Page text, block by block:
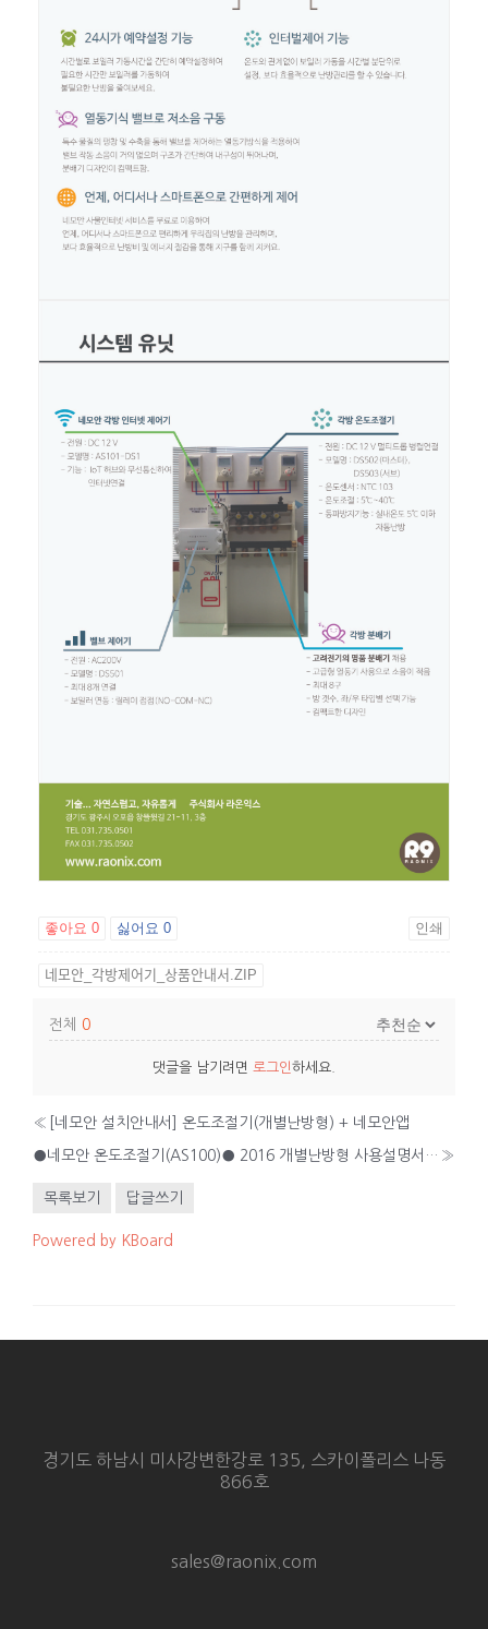
좋아요 0 싫어요 0 인쇄
네모안_각방제어기_상품안내서.ZIP
전체 0
댓글을 남기려면 로그인하세요.
« [네모안 설치안내서] 온도조절기(개별난방형) + 네모안앱
●네모안 온도조절기(AS100)● 2016 개별난방형 사용설명서 - 앱 화면 수정 »
목록보기 답글쓰기
Powered by KBoard
경기도 하남시 미사강변한강로 135, 스카이폴리스 나동
866호
sales@raonix.com